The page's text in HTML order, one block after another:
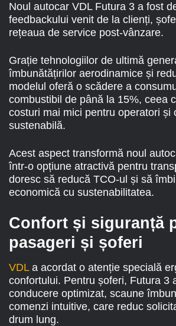
Noul autocar VDL Futura 3 a fost
feedbackului venit de la clienți,
rețeaua de service post-vânzare.
Grație tehnologiilor de ultimă
îmbunătățirilor aerodinamice și
modelul oferă o scădere a
combustibil de până la 15%, ceea
costuri mai mici pentru operatori și
sustenabilă.
Acest aspect transformă noul
într-o opțiune atractivă pentru
doresc să reducă TCO-ul și să
economică cu sustenabilitatea.
Confort și siguranță
pasageri și șoferi
VDLa acordat o atenție specială
confortului. Pentru șoferi, Futura 3
conducere optimizat, scaune
comenzi intuitive, care reduc
drum lung.